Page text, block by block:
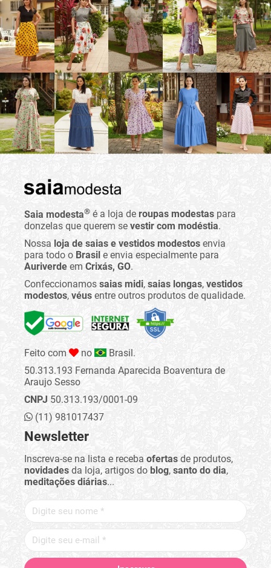
Saia modesta® é a loja de roupas modestas para
donzelas que querem se vestir com modéstia.
Nossa loja de saias e vestidos modestos envia
para todo o Brasil e envia especialmente para
Auriverde em Crixás, GO.
Confeccionamos saias midi, saias longas, vestidos
modestos, véus entre outros produtos de qualidade.
Feito com no
Brasil.
50.313.193 Fernanda Aparecida Boaventura de
Araujo Sesso
CNPJ 50.313.193/0001-09
(11) 981017437
Newsletter
Inscreva-se na lista e receba ofertas de produtos,
novidades da loja, artigos do blog, santo do dia,
meditações diárias...